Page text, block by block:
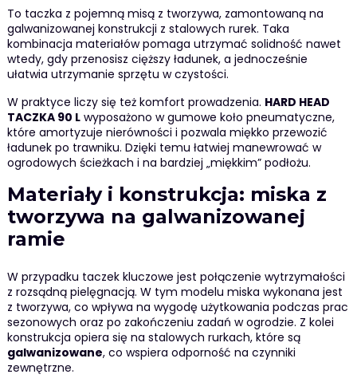
To taczka z pojemną misą z tworzywa, zamontowaną na
galwanizowanej konstrukcji z stalowych rurek. Taka
kombinacja materiałów pomaga utrzymać solidność nawet
wtedy, gdy przenosisz cięższy ładunek, a jednocześnie
ułatwia utrzymanie sprzętu w czystości.
W praktyce liczy się też komfort prowadzenia. HARD HEAD
TACZKA 90 Lwyposażono w gumowe koło pneumatyczne,
które amortyzuje nierówności i pozwala miękko przewozić
ładunek po trawniku. Dzięki temu łatwiej manewrować w
ogrodowych ścieżkach i na bardziej „miękkim” podłożu.
Materiały i konstrukcja: miska z
tworzywa na galwanizowanej
ramie
W przypadku taczek kluczowe jest połączenie wytrzymałości
z rozsądną pielęgnacją. W tym modelu miska wykonana jest
z tworzywa, co wpływa na wygodę użytkowania podczas prac
sezonowych oraz po zakończeniu zadań w ogrodzie. Z kolei
konstrukcja opiera się na stalowych rurkach, które są
galwanizowane, co wspiera odporność na czynniki
zewnętrzne.